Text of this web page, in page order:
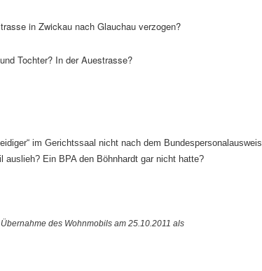
in Zwickau nach Glauchau verzogen?
Tochter? In der Auestrasse?
im Gerichtssaal nicht nach dem Bundespersonalausweis
auslieh? Ein BPA den Böhnhardt gar nicht hatte?
des Wohnmobils am 25.10.2011 als